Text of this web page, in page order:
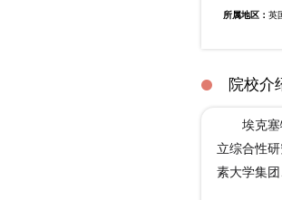
所属地区：英
院校介
埃克塞特
立综合性
素大学集